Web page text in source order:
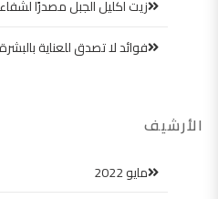
زيت اكليل الجبل مصدرًا
فوائد لا تصدق للعناية
الأرشيف
مايو 2022